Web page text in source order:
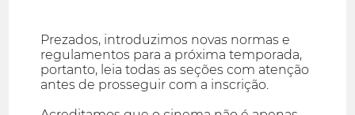
Prezados, introduzimos novas normas e
regulamentos para a próxima temporada,
portanto, leia todas as seções com atenção
antes de prosseguir com a inscrição.